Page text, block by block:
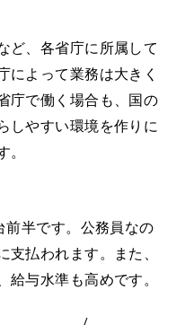
ど、各省庁に所属して
によって業務は大きく
庁で働く場合も、国の
しやすい環境を作りに
。
前半です。公務員なの
支払われます。また、
給与水準も高めです。